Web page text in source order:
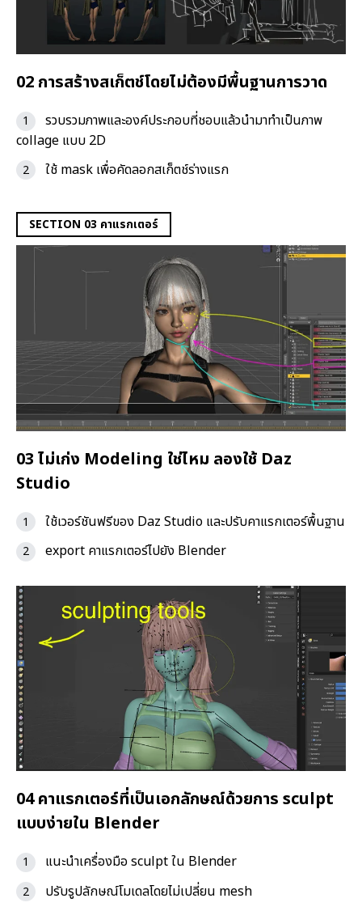
02 การสร้างสเก็ตช์โดยไม่ต้องมีพื้นฐานการวาด
รวบรวมภาพและองค์ประกอบที่ชอบแล้วนำมาทำเป็นภาพ
collage แบบ 2D
ใช้ mask เพื่อคัดลอกสเก็ตช์ร่างแรก
SECTION 03 คาแรกเตอร์
03 ไม่เก่ง Modeling ใช่ไหม ลองใช้ Daz
Studio
ใช้เวอร์ชันฟรีของ Daz Studio และปรับคาแรกเตอร์พื้นฐาน
export คาแรกเตอร์ไปยัง Blender
04 คาแรกเตอร์ที่เป็นเอกลักษณ์ด้วยการ sculpt
แบบง่ายใน Blender
แนะนำเครื่องมือ sculpt ใน Blender
ปรับรูปลักษณ์โมเดลโดยไม่เปลี่ยน mesh